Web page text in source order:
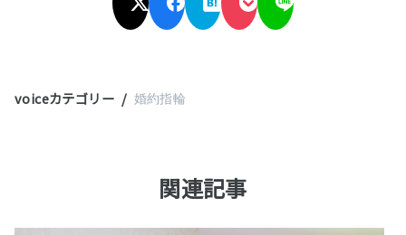
voiceカテゴリー 婚約指輪
関連記事